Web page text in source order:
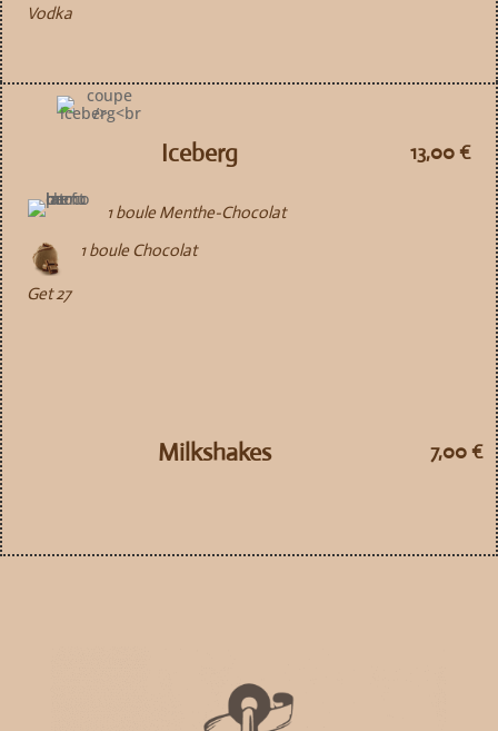
Vodka
Iceberg 13,00 €
1 boule Menthe-Chocolat
1 boule Chocolat
Get 27
Milkshakes 7,00 €